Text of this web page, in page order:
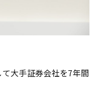
大手証券会社を7年間